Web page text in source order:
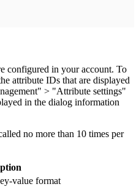
configured in your account. To
attribute IDs that are displayed
> "Attribute settings"
in the dialog information
no more than 10 times per
value format